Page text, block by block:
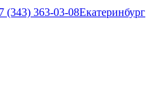
(343) 363-03-08Екатеринбург